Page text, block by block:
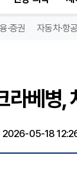
·증권 자동차·항공
라베병,
2026-05-18